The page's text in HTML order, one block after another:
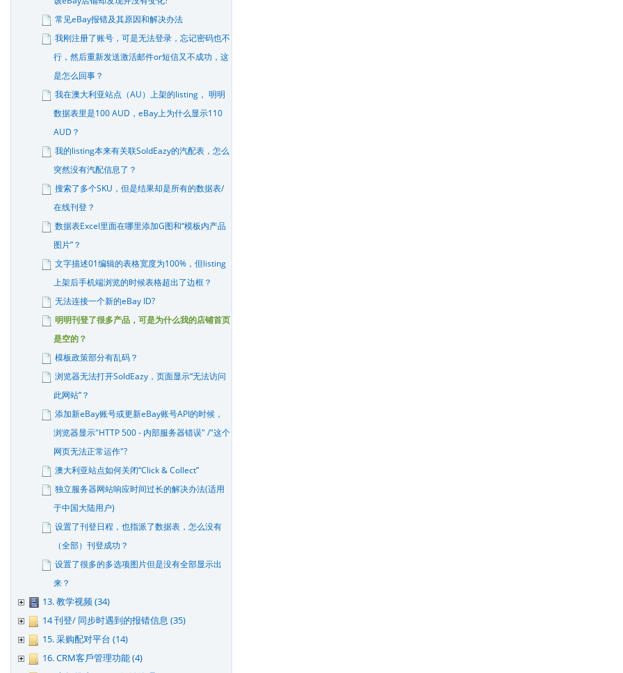
常见eBay报错及其原因和解决办法
我刚注册了账号，可是无法登录，忘记密码也不
行，然后重新发送激活邮件or短信又不成功，这
是怎么回事？
我在澳大利亚站点（AU）上架的listing， 明明
数据表里是100 AUD，eBay上为什么显示110
AUD？
我的listing本来有关联SoldEazy的汽配表，怎么
突然没有汽配信息了？
搜索了多个SKU，但是结果却是所有的数据表/
在线刊登？
数据表Excel里面在哪里添加G图和“模板内产品
图片”？
文字描述01编辑的表格宽度为100%，但listing
上架后手机端浏览的时候表格超出了边框？
无法连接一个新的eBay ID?
明明刊登了很多产品，可是为什么我的店铺首页
是空的？
模板政策部分有乱码？
浏览器无法打开SoldEazy，页面显示“无法访问
此网站”？
添加新eBay账号或更新eBay账号API的时候，
浏览器显示"HTTP 500 - 内部服务器错误" /"这个
网页无法正常运作"?
澳大利亚站点如何关闭“Click & Collect”
独立服务器网站响应时间过长的解决办法(适用
于中国大陆用户)
设置了刊登日程，也指派了数据表，怎么没有
（全部）刊登成功？
设置了很多的多选项图片但是没有全部显示出
来？
13. 教学视频 (34)
14 刊登/ 同步时遇到的报错信息 (35)
15. 采购配对平台 (14)
16. CRM客戶管理功能 (4)